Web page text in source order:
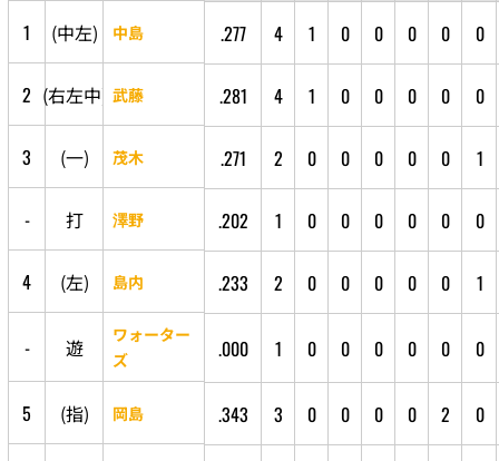
1 (中左) 中島 .277 4 1 0 0 0 0 0
2 (右左中) 武藤 .281 4 1 0 0 0 0 0
3 (一) 茂木 .271 2 0 0 0 0 0 1
- 打 澤野 .202 1 0 0 0 0 0 0
4 (左) 島内 .233 2 0 0 0 0 0 1
- 遊
ワォーター
ズ
.000 1 0 0 0 0 0 0
5 (指) 岡島 .343 3 0 0 0 0 2 0